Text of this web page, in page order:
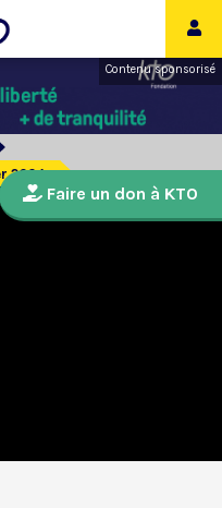
Contenu sponsorisé
2024
Faire un don à KTO